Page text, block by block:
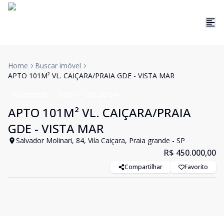
Home
Buscar imóvel
APTO 101M² VL. CAIÇARA/PRAIA GDE - VISTA MAR
APTO 101M² VL. CAIÇARA/PRAIA
GDE - VISTA MAR
Salvador Molinari, 84, Vila Caiçara, Praia grande - SP
R$ 450.000,00
Compartilhar Favorito